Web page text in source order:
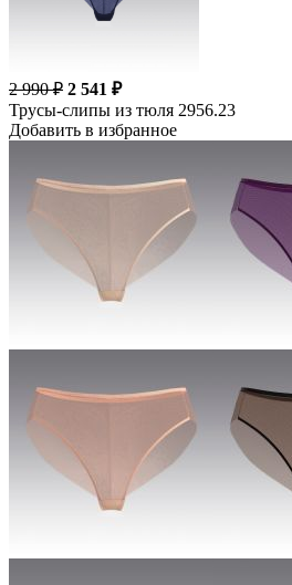
2 990 ₽ 2 541 ₽
Трусы-слипы из тюля 2956.23
Добавить в избранное